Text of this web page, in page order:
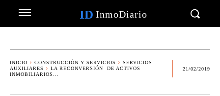
ID InmoDiario
INICIO CONSTRUCCIÓN Y SERVICIOS
SERVICIOS
AUXILIARES
LA RECONVERSIÓN DE ACTIVOS
INMOBILIARIOS...
21/02/2019